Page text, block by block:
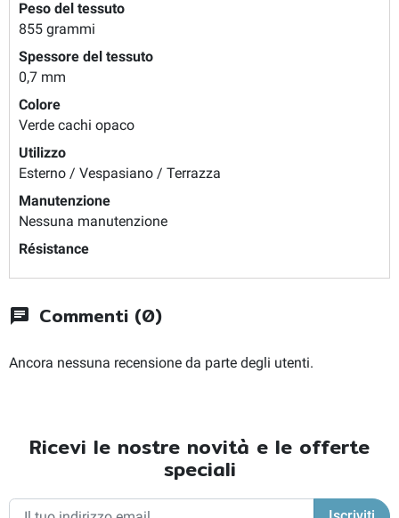
Peso del tessuto
855 grammi
Spessore del tessuto
0,7 mm
Colore
Verde cachi opaco
Utilizzo
Esterno / Vespasiano / Terrazza
Manutenzione
Nessuna manutenzione
Résistance
chat Commenti (0)
Ancora nessuna recensione da parte degli utenti.
Ricevi le nostre novità e le offerte
speciali